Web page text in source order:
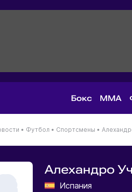
Бокс MMA
• Футбол • Спортсмены •
Алехандро
Испания